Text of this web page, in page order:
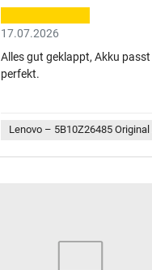
17.07.2026
Alles gut geklappt, Akku passt
perfekt.